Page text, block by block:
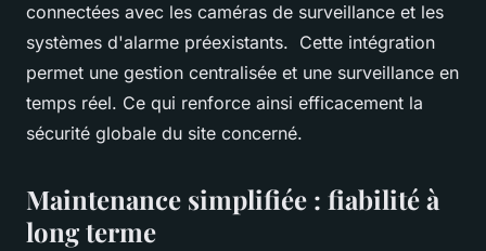
connectées avec les caméras de surveillance et les
systèmes d'alarme préexistants. Cette intégration
permet une gestion centralisée et une surveillance en
temps réel. Ce qui renforce ainsi efficacement la
sécurité globale du site concerné.
Maintenance simplifiée : fiabilité à
long terme